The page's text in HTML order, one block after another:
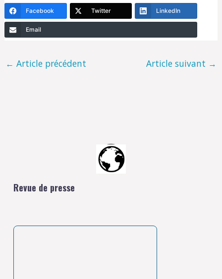
Facebook Twitter LinkedIn
Email
← Article précédent Article suivant →
Revue de presse